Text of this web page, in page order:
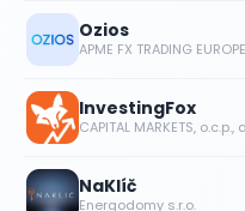
Ozios
APME FX TRADING
InvestingFox
CAPITAL MARKETS, o.c.p.,
NaKlíč
Energodomy s.r.o.
růstem
7 SRPNA, 2026
Plány